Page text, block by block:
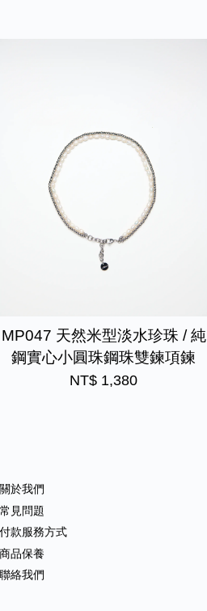
MP047 天然米型淡水珍珠 / 純
鋼實心小圓珠鋼珠雙鍊項鍊
NT$ 1,380
關於我們
常見問題
付款服務方式
商品保養
聯絡我們